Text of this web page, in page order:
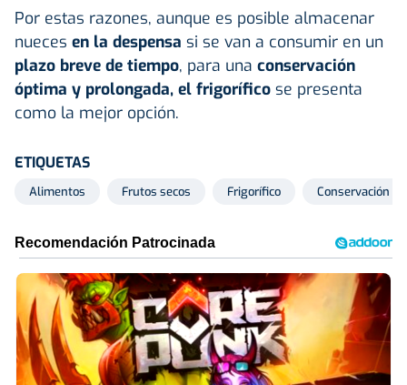
Por estas razones, aunque es posible almacenar
nueces en la despensa si se van a consumir en un
plazo breve de tiempo, para una conservación
óptima y prolongada, el frigorífico se presenta
como la mejor opción.
ETIQUETAS
Alimentos Frutos secos Frigorífico Conservación